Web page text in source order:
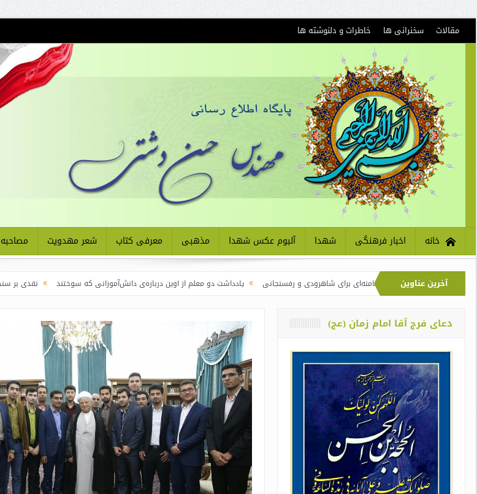
مقالات سخنرانی ها خاطرات و دلنوشته ها
خانه اخبار فرهنگی شهدا آلبوم عکس شهدا مذهبی معرفی کتاب شعر مهدویت مصاحبه
آخرین عناوین
نماز آیت‌الله خامنه‌ای برای شاهرودی و رفسنجانی یادداشت دو معلم از اوین درباره‌ی دانش‌آموزانی که سوختند نقدی بر سند الگوی اسلامی
دعای فرج آقا امام زمان (عج)